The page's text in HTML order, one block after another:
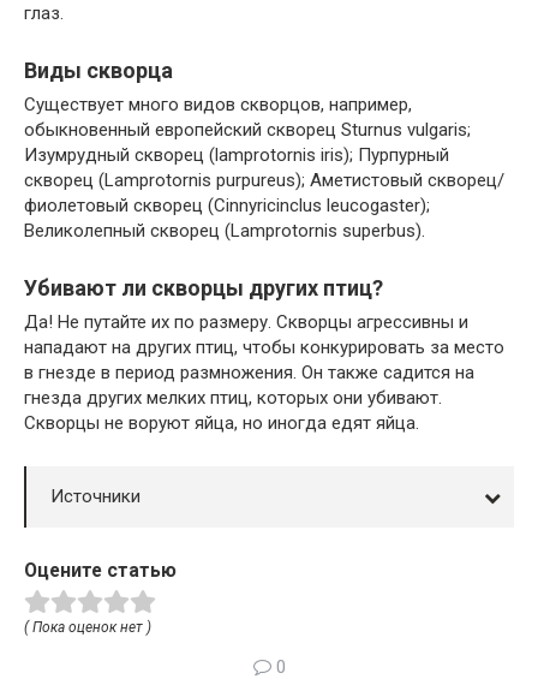
глаз.
Виды скворца
Существует много видов скворцов, например,
обыкновенный европейский скворец Sturnus vulgaris;
Изумрудный скворец (lamprotornis iris); Пурпурный
скворец (Lamprotornis purpureus); Аметистовый скворец/
фиолетовый скворец (Cinnyricinclus leucogaster);
Великолепный скворец (Lamprotornis superbus).
Убивают ли скворцы других птиц?
Да! Не путайте их по размеру. Скворцы агрессивны и
нападают на других птиц, чтобы конкурировать за место
в гнезде в период размножения. Он также садится на
гнезда других мелких птиц, которых они убивают.
Скворцы не воруют яйца, но иногда едят яйца.
Источники
Оцените статью
( Пока оценок нет )
0